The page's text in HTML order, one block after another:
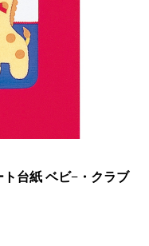
台紙 ベビ−・クラブ